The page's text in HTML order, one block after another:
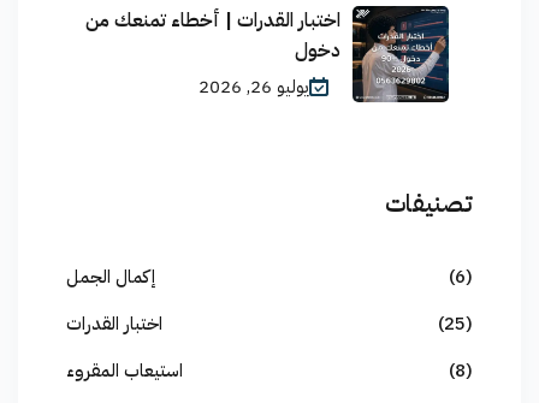
اختبار القدرات | أخطاء تمنعك من
دخول
يوليو 26, 2026
تصنيفات
إكمال الجمل
(6)
اختبار القدرات
(25)
استيعاب المقروء
(8)